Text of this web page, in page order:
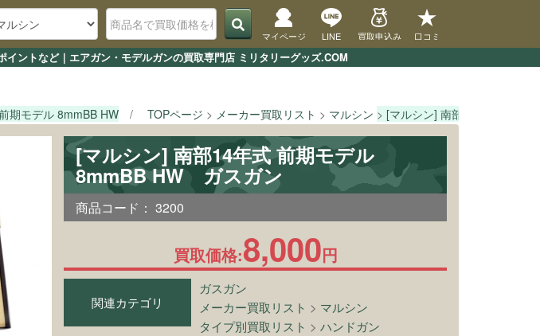
ントなど｜エアガン・モデルガンの買取専門店 ミリタリーグッズ.COM
マイページ LINE 買取申込み 口コミ
期モデル 8mmBB HW TOPページ メーカー買取リスト マルシン [マルシン] 南部14年式 前期モ
[マルシン] 南部14年式 前期モデル
8mmBB HW ガスガン
商品コード： 3200
買取価格:8,000円
関連カテゴリ
ガスガン
メーカー買取リスト > マルシン
タイプ別買取リスト >ハンドガン